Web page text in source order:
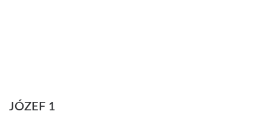
JÓZEF 1